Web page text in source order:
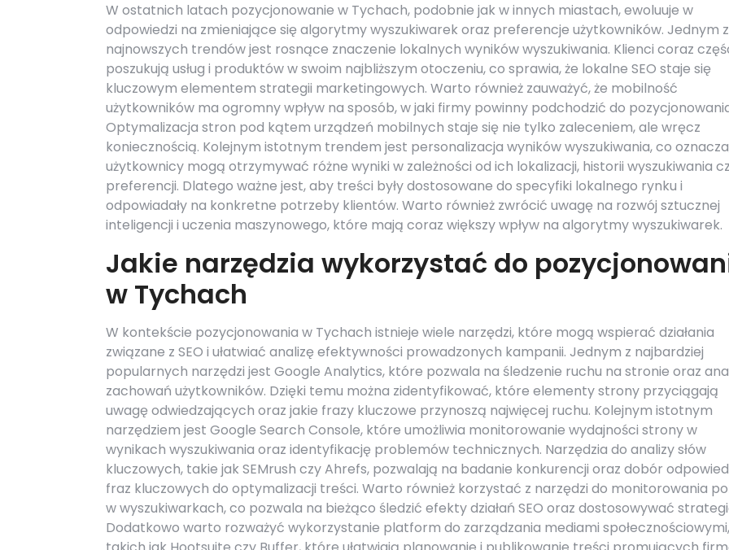
W ostatnich latach pozycjonowanie w Tychach, podobnie jak w innych miastach, ewoluuje w
odpowiedzi na zmieniające się algorytmy wyszukiwarek oraz preferencje użytkowników. Jednym z
najnowszych trendów jest rosnące znaczenie lokalnych wyników wyszukiwania. Klienci coraz
poszukują usług i produktów w swoim najbliższym otoczeniu, co sprawia, że lokalne SEO staje się
kluczowym elementem strategii marketingowych. Warto również zauważyć, że mobilność
użytkowników ma ogromny wpływ na sposób, w jaki firmy powinny podchodzić do
Optymalizacja stron pod kątem urządzeń mobilnych staje się nie tylko zaleceniem, ale wręcz
koniecznością. Kolejnym istotnym trendem jest personalizacja wyników wyszukiwania, co
użytkownicy mogą otrzymywać różne wyniki w zależności od ich lokalizacji, historii wyszukiwania
preferencji. Dlatego ważne jest, aby treści były dostosowane do specyfiki lokalnego rynku i
odpowiadały na konkretne potrzeby klientów. Warto również zwrócić uwagę na rozwój sztucznej
inteligencji i uczenia maszynowego, które mają coraz większy wpływ na algorytmy wyszukiwarek.
Jakie narzędzia wykorzystać do
w Tychach
W kontekście pozycjonowania w Tychach istnieje wiele narzędzi, które mogą wspierać działania
związane z SEO i ułatwiać analizę efektywności prowadzonych kampanii. Jednym z najbardziej
popularnych narzędzi jest Google Analytics, które pozwala na śledzenie ruchu na stronie oraz
zachowań użytkowników. Dzięki temu można zidentyfikować, które elementy strony przyciągają
uwagę odwiedzających oraz jakie frazy kluczowe przynoszą najwięcej ruchu. Kolejnym istotnym
narzędziem jest Google Search Console, które umożliwia monitorowanie wydajności strony w
wynikach wyszukiwania oraz identyfikację problemów technicznych. Narzędzia do analizy słów
kluczowych, takie jak SEMrush czy Ahrefs, pozwalają na badanie konkurencji oraz dobór
fraz kluczowych do optymalizacji treści. Warto również korzystać z narzędzi do monitorowania
w wyszukiwarkach, co pozwala na bieżąco śledzić efekty działań SEO oraz dostosowywać
Dodatkowo warto rozważyć wykorzystanie platform do zarządzania mediami społecznościowymi,